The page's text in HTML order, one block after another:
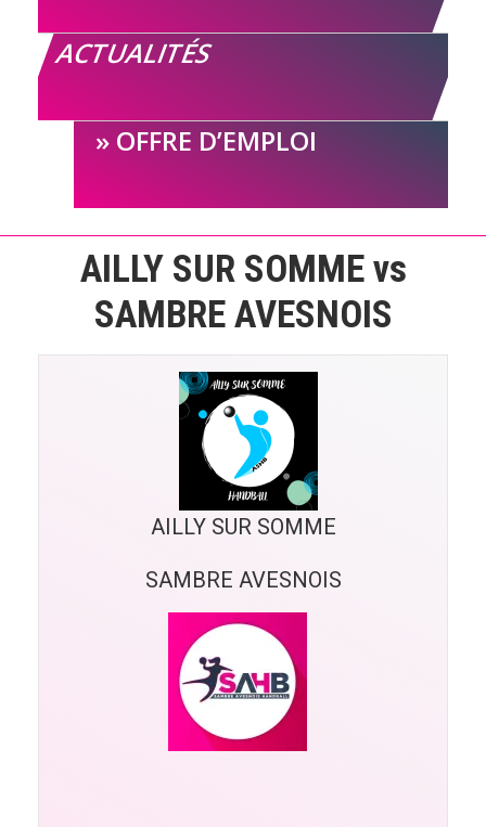
ACTUALITÉS
OFFRE D’EMPLOI
AILLY SUR SOMME vs
SAMBRE AVESNOIS
AILLY SUR SOMME
SAMBRE AVESNOIS